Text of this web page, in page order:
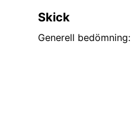
Skick
Generell bedömning: